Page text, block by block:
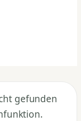
gefunden